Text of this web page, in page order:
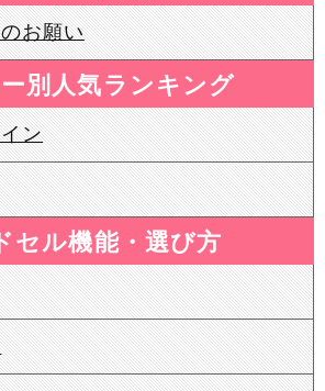
お願い
別人気ランキング
ン
セル機能・選び方